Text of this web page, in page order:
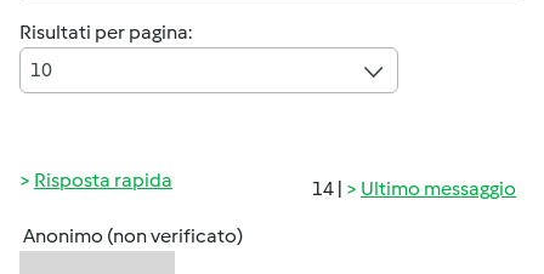
Risultati per pagina:
10
14 | Ultimo messaggio
Risposta rapida
Anonimo (non verificato)